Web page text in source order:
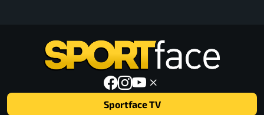
Sportface TV